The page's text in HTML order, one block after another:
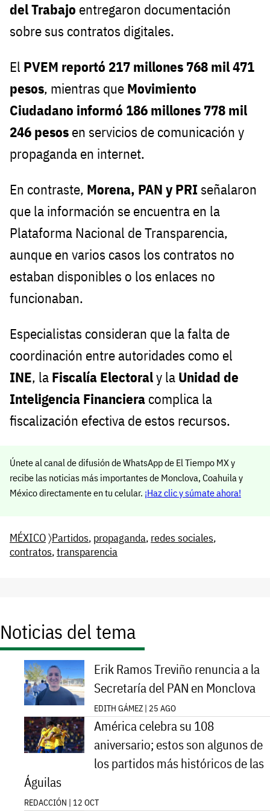
del Trabajo entregaron documentación
sobre sus contratos digitales.
El PVEM reportó 217 millones 768 mil 471
pesos, mientras que Movimiento
Ciudadano informó 186 millones 778 mil
246 pesos en servicios de comunicación y
propaganda en internet.
En contraste, Morena, PAN y PRI señalaron
que la información se encuentra en la
Plataforma Nacional de Transparencia,
aunque en varios casos los contratos no
estaban disponibles o los enlaces no
funcionaban.
Especialistas consideran que la falta de
coordinación entre autoridades como el
INE, la Fiscalía Electoraly la Unidad de
Inteligencia Financiera complica la
fiscalización efectiva de estos recursos.
Únete al canal de difusión de WhatsApp de El Tiempo MX y
recibe las noticias más importantes de Monclova, Coahuila y
México directamente en tu celular. ¡Haz clic y súmate ahora!
MÉXICO〉Partidos, propaganda, redes sociales,
contratos,transparencia
Noticias del tema
Erik Ramos Treviño renuncia a la
Secretaría del PAN en Monclova
EDITH GÁMEZ | 25 AGO
América celebra su 108
aniversario; estos son algunos de
los partidos más históricos de las
Águilas
REDACCIÓN | 12 OCT